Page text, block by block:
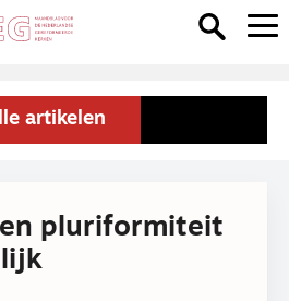
artikelen
pluriformiteit